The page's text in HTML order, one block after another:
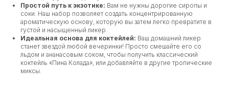
Простой путь к экзотике: Вам не нужны дорогие сиропы и
соки. Наш набор позволяет создать концентрированную
ароматическую основу, которую вы затем легко превратите в
густой и насыщенный ликер.
Идеальная основа для коктейлей: Ваш домашний ликер
станет звездой любой вечеринки! Просто смешайте его со
льдом и ананасовым соком, чтобы получить классический
коктейль «Пина Колада», или добавляйте в другие тропические
миксы.